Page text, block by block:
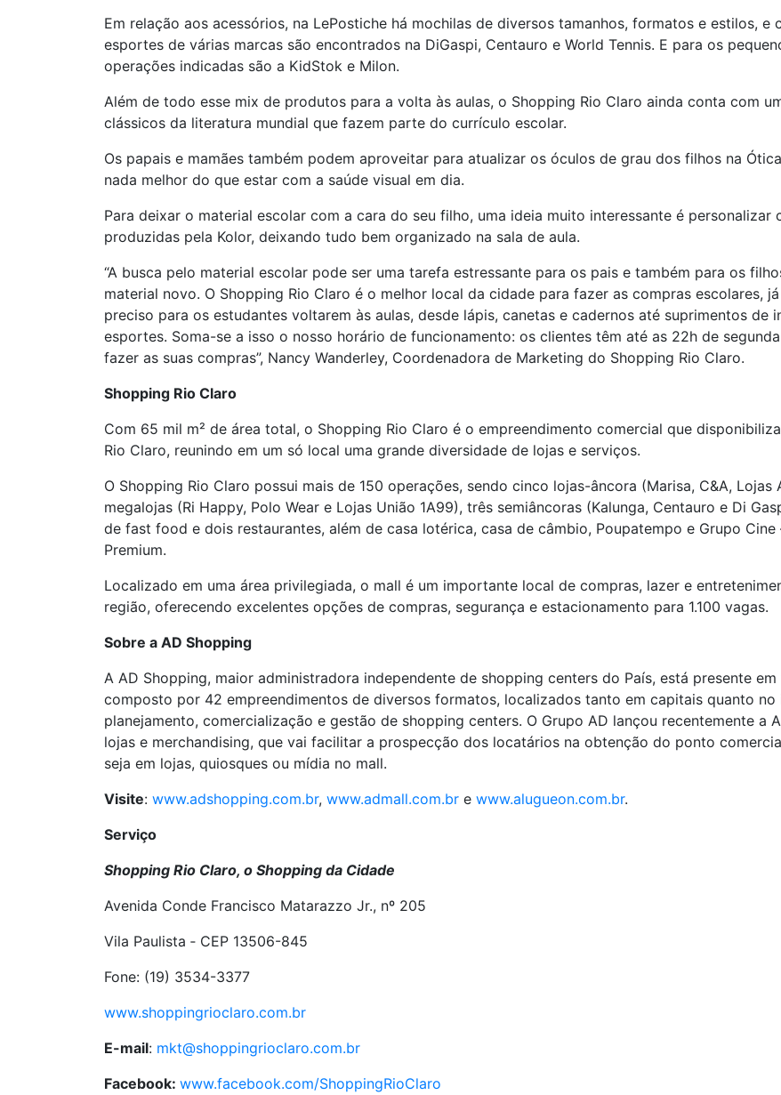
Em relação aos acessórios, na LePostiche há mochilas de diversos tamanhos, formatos e estilos,
esportes de várias marcas são encontrados na DiGaspi, Centauro e World Tennis. E para os
operações indicadas são a KidStok e Milon.
Além de todo esse mix de produtos para a volta às aulas, o Shopping Rio Claro ainda conta com
clássicos da literatura mundial que fazem parte do currículo escolar.
Os papais e mamães também podem aproveitar para atualizar os óculos de grau dos filhos na
nada melhor do que estar com a saúde visual em dia.
Para deixar o material escolar com a cara do seu filho, uma ideia muito interessante é
produzidas pela Kolor, deixando tudo bem organizado na sala de aula.
“A busca pelo material escolar pode ser uma tarefa estressante para os pais e também para os
material novo. O Shopping Rio Claro é o melhor local da cidade para fazer as compras escolares,
preciso para os estudantes voltarem às aulas, desde lápis, canetas e cadernos até suprimentos de
esportes. Soma-se a isso o nosso horário de funcionamento: os clientes têm até as 22h de
fazer as suas compras”, Nancy Wanderley, Coordenadora de Marketing do Shopping Rio Claro.
Shopping Rio Claro
Com 65 mil m² de área total, o Shopping Rio Claro é o empreendimento comercial que
Rio Claro, reunindo em um só local uma grande diversidade de lojas e serviços.
O Shopping Rio Claro possui mais de 150 operações, sendo cinco lojas-âncora (Marisa, C&A, Lojas
megalojas (Ri Happy, Polo Wear e Lojas União 1A99), três semiâncoras (Kalunga, Centauro e Di
de fast food e dois restaurantes, além de casa lotérica, casa de câmbio, Poupatempo e Grupo
Premium.
Localizado em uma área privilegiada, o mall é um importante local de compras, lazer e
região, oferecendo excelentes opções de compras, segurança e estacionamento para 1.100 vagas.
Sobre a AD Shopping
A AD Shopping, maior administradora independente de shopping centers do País, está presente
composto por 42 empreendimentos de diversos formatos, localizados tanto em capitais quanto no
planejamento, comercialização e gestão de shopping centers. O Grupo AD lançou recentemente a
lojas e merchandising, que vai facilitar a prospecção dos locatários na obtenção do ponto
seja em lojas, quiosques ou mídia no mall.
Visite: www.adshopping.com.br, www.admall.com.br e www.alugueon.com.br.
Serviço
Shopping Rio Claro, o Shopping da Cidade
Avenida Conde Francisco Matarazzo Jr., nº 205
Vila Paulista ‑ CEP 13506-845
Fone: (19) 3534-3377
www.shoppingrioclaro.com.br
E-mail: mkt@shoppingrioclaro.com.br
Facebook: www.facebook.com/ShoppingRioClaro